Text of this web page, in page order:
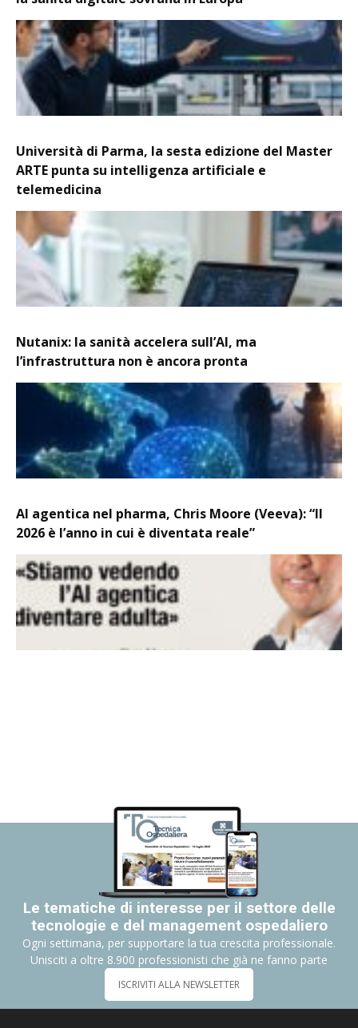
Università di Parma, la sesta edizione del Master
ARTE punta su intelligenza artificiale e
telemedicina
Nutanix: la sanità accelera sull’AI, ma
l’infrastruttura non è ancora pronta
AI agentica nel pharma, Chris Moore (Veeva): “Il
2026 è l’anno in cui è diventata reale”
Le tematiche di interesse per il settore delle
tecnologie e del management ospedaliero
Ogni settimana, per supportare la tua crescita professionale.
Unisciti a oltre 8.900 professionisti che già ne fanno parte
ISCRIVITI ALLA NEWSLETTER